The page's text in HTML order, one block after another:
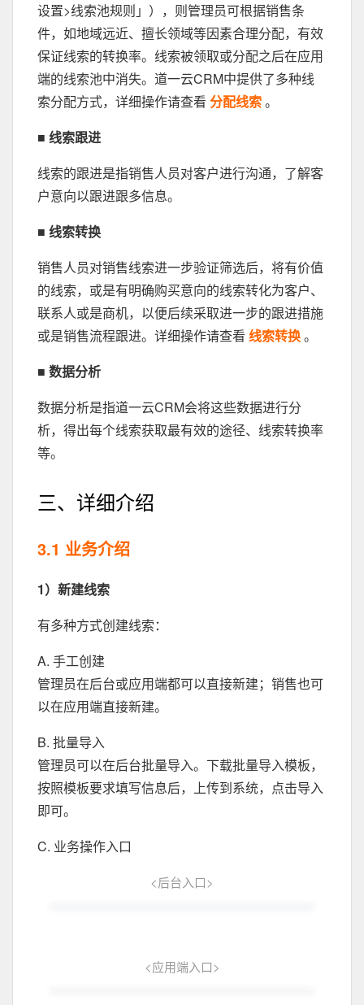
设置>线索池规则」），则管理员可根据销售条
件，如地域远近、擅长领域等因素合理分配，有效
保证线索的转换率。线索被领取或分配之后在应用
端的线索池中消失。道一云CRM中提供了多种线
索分配方式，详细操作请查看 分配线索。
■ 线索跟进
线索的跟进是指销售人员对客户进行沟通，了解客
户意向以跟进跟多信息。
■ 线索转换
销售人员对销售线索进一步验证筛选后，将有价值
的线索，或是有明确购买意向的线索转化为客户、
联系人或是商机，以便后续采取进一步的跟进措施
或是销售流程跟进。详细操作请查看 线索转换。
■ 数据分析
数据分析是指道一云CRM会将这些数据进行分
析，得出每个线索获取最有效的途径、线索转换率
等。
三、详细介绍
3.1 业务介绍
1）新建线索
有多种方式创建线索：
A. 手工创建
管理员在后台或应用端都可以直接新建；销售也可
以在应用端直接新建。
B. 批量导入
管理员可以在后台批量导入。下载批量导入模板，
按照模板要求填写信息后，上传到系统，点击导入
即可。
C. 业务操作入口
<后台入口>
<应用端入口>